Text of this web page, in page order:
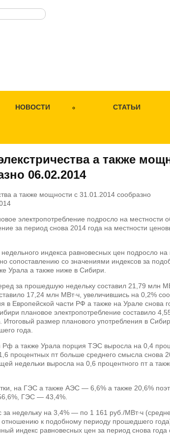
НОВОСТИ СТАТЬИ
а также
06.02.2014
электропотребление подросло на местности
за период снова 2014 года на местности
индекса равновесных цен подросло на
сопоставлению со значениями индексов за
Урала а также ниже в Сибири.
за прошедшую недельку составил 21,79 млн
17,24 млн МВт∙ч, увеличившись на 0,2%
Европейской части РФ а также на Урале снова
плановое электропотребление составило
размер планового употребления в
года.
Рф а также Урала порция ТЭС выросла на 0,4
процентных пт больше среднего смысла снова
недельки выросла на 0,6 процентного пт а
на ГЭС а также АЭС — 6,6% а также 20,6%
ГЭС — 43,4%.
недельку на 3,4% — по 1 161 руб./МВт∙ч
отношению к подобному периоду прошедшего
индекс равновесных цен за период снова года